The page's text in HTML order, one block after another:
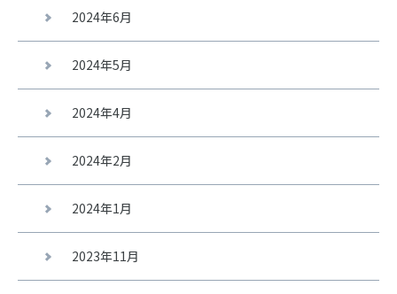
2024年6月
2024年5月
2024年4月
2024年2月
2024年1月
2023年11月